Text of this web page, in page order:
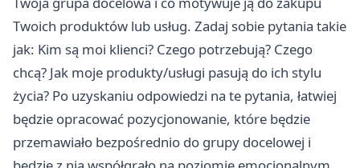
Twoich produktów lub usług. Zadaj sobie pytania takie
jak: Kim są moi klienci? Czego potrzebują? Czego
chcą? Jak moje produkty/usługi pasują do ich stylu
życia? Po uzyskaniu odpowiedzi na te pytania, łatwiej
będzie opracować pozycjonowanie, które będzie
przemawiało bezpośrednio do grupy docelowej i